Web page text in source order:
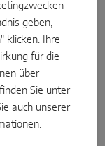
geben,
klicken. Ihre
für die
über
Sie unter
auch unserer